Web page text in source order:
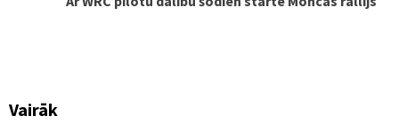
Vairāk